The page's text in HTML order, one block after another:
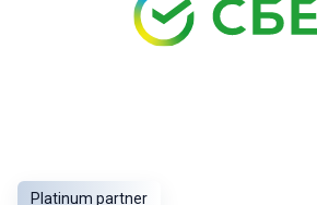
Platinum partner